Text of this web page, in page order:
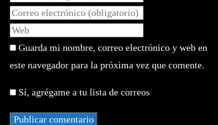
tu
nombre
o
de
usuario
comentar
Introduce
tu
dirección
de
electrónico
comentar
Introduce
la
URL
de
web
(opcional)
Guarda mi nombre, correo electrónico y web en
este navegador para la próxima vez que comente.
Sí, agrégame a tu lista de correos